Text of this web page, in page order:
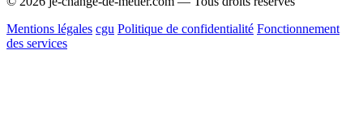
Mentions légales cgu Politique de confidentialité Fonctionnement
des services